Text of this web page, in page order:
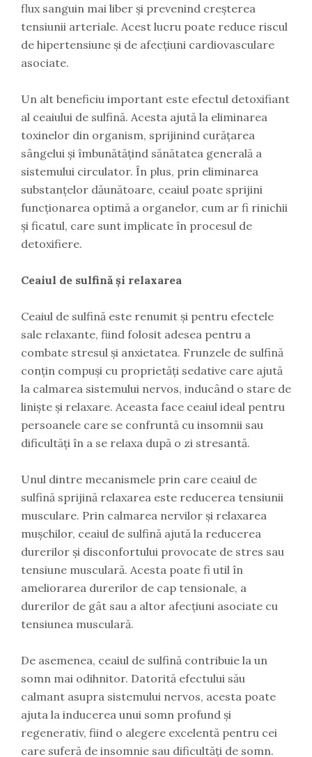
flux sanguin mai liber și prevenind creșterea
tensiunii arteriale. Acest lucru poate reduce riscul
de hipertensiune și de afecțiuni cardiovasculare
asociate.
Un alt beneficiu important este efectul detoxifiant
al ceaiului de sulfină. Acesta ajută la eliminarea
toxinelor din organism, sprijinind curățarea
sângelui și îmbunătățind sănătatea generală a
sistemului circulator. În plus, prin eliminarea
substanțelor dăunătoare, ceaiul poate sprijini
funcționarea optimă a organelor, cum ar fi rinichii
și ficatul, care sunt implicate în procesul de
detoxifiere.
Ceaiul de sulfină și relaxarea
Ceaiul de sulfină este renumit și pentru efectele
sale relaxante, fiind folosit adesea pentru a
combate stresul și anxietatea. Frunzele de sulfină
conțin compuși cu proprietăți sedative care ajută
la calmarea sistemului nervos, inducând o stare de
liniște și relaxare. Aceasta face ceaiul ideal pentru
persoanele care se confruntă cu insomnii sau
dificultăți în a se relaxa după o zi stresantă.
Unul dintre mecanismele prin care ceaiul de
sulfină sprijină relaxarea este reducerea tensiunii
musculare. Prin calmarea nervilor și relaxarea
mușchilor, ceaiul de sulfină ajută la reducerea
durerilor și disconfortului provocate de stres sau
tensiune musculară. Acesta poate fi util în
ameliorarea durerilor de cap tensionale, a
durerilor de gât sau a altor afecțiuni asociate cu
tensiunea musculară.
De asemenea, ceaiul de sulfină contribuie la un
somn mai odihnitor. Datorită efectului său
calmant asupra sistemului nervos, acesta poate
ajuta la inducerea unui somn profund și
regenerativ, fiind o alegere excelentă pentru cei
care suferă de insomnie sau dificultăți de somn.